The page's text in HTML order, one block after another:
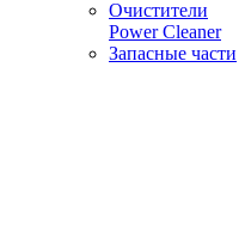
Очистители
Power Cleaner
Запасные части